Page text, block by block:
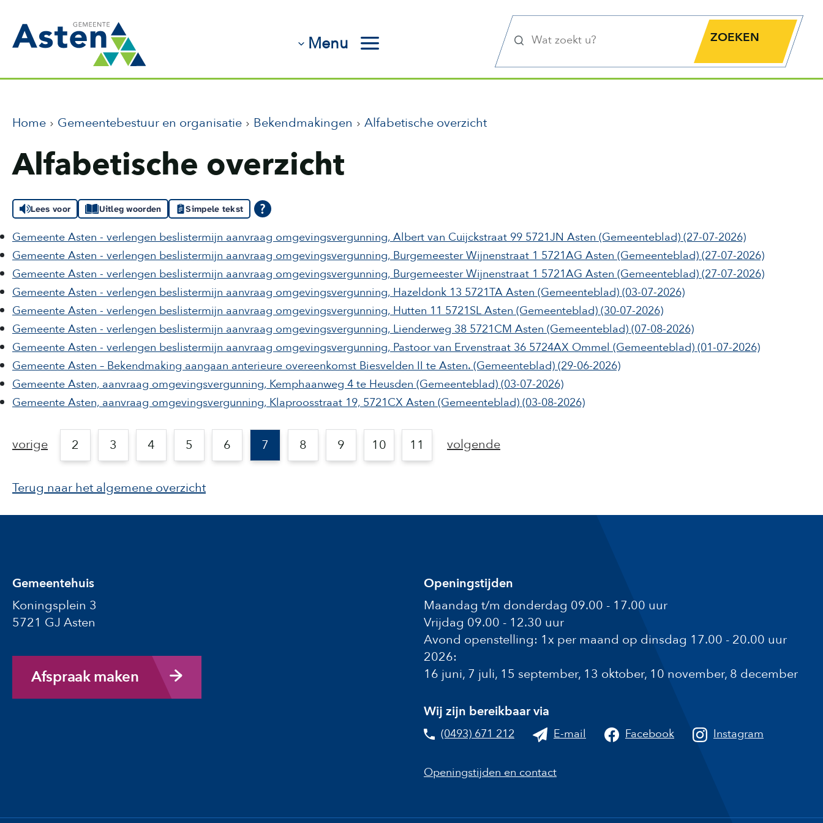
Menu
Zoekknop
Home Gemeentebestuur en organisatie Bekendmakingen Alfabetische overzicht
Alfabetische overzicht
Lees voor Uitleg woorden Simpele tekst
Gemeente Asten - verlengen beslistermijn aanvraag omgevingsvergunning, Albert van Cuijckstraat 99 5721JN Asten (Gemeenteblad) (27-07-2026)
Gemeente Asten - verlengen beslistermijn aanvraag omgevingsvergunning, Burgemeester Wijnenstraat 1 5721AG Asten (Gemeenteblad) (27-07-2026)
Gemeente Asten - verlengen beslistermijn aanvraag omgevingsvergunning, Burgemeester Wijnenstraat 1 5721AG Asten (Gemeenteblad) (27-07-2026)
Gemeente Asten - verlengen beslistermijn aanvraag omgevingsvergunning, Hazeldonk 13 5721TA Asten (Gemeenteblad) (03-07-2026)
Gemeente Asten - verlengen beslistermijn aanvraag omgevingsvergunning, Hutten 11 5721SL Asten (Gemeenteblad) (30-07-2026)
Gemeente Asten - verlengen beslistermijn aanvraag omgevingsvergunning, Lienderweg 38 5721CM Asten (Gemeenteblad) (07-08-2026)
Gemeente Asten - verlengen beslistermijn aanvraag omgevingsvergunning, Pastoor van Ervenstraat 36 5724AX Ommel (Gemeenteblad) (01-07-2026)
Gemeente Asten – Bekendmaking aangaan anterieure overeenkomst Biesvelden II te Asten. (Gemeenteblad) (29-06-2026)
Gemeente Asten, aanvraag omgevingsvergunning, Kemphaanweg 4​ te Heusden (Gemeenteblad) (03-07-2026)
Gemeente Asten, aanvraag omgevingsvergunning, Klaproosstraat 19, 5721CX Asten (Gemeenteblad) (03-08-2026)
vorige 2 3 4 5 6 7 8 9 10 11 volgende
Terug naar het algemene overzicht
Gemeentehuis
Koningsplein 3
5721 GJ Asten
Afspraak maken
Openingstijden
Maandag t/m donderdag 09.00 - 17.00 uur
Vrijdag 09.00 - 12.30 uur
Avond openstelling: 1x per maand op dinsdag 17.00 - 20.00 uur
2026:
16 juni, 7 juli, 15 september, 13 oktober, 10 november, 8 december
Wij zijn bereikbaar via
(0493) 671 212 E-mail Facebook Instagram
Openingstijden en contact